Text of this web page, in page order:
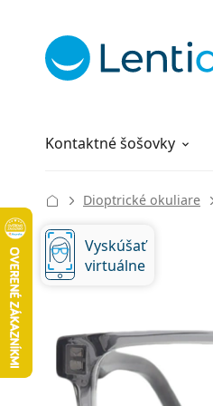
Kontaktné šošovky
Roztoky
Všetko o nákupe
Dioptrické okuliare
Vyskúšať
virtuálne